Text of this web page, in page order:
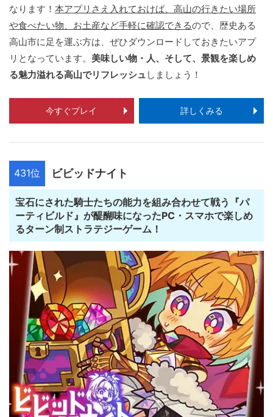
なります！ 本アプリさえ入れておけば、高山の行きたい場所
や食べたい物、お土産など手軽に確認できるので、歴史ある
高山市に足を運ぶ方は、ぜひダウンロードしておきたいアプ
リとなっています。 美味しい物・人、そして、景観を楽しめ
る魅力溢れる高山でリフレッシュ しましょう！
今すぐプレイ 詳しくみる
431位 ビビッドナイト
宝石にされた騎士たちの能力を組み合わせて戦う『パ
ーティビルド』が醍醐味になったPC・スマホで楽しめ
るターン制ストラテジーゲーム！